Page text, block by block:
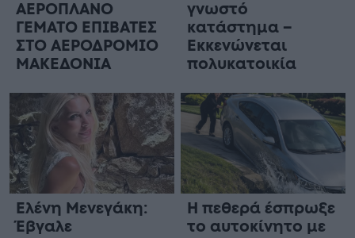
ΑΕΡΟΠΛΑΝΟ
ΓΕΜΑΤΟ ΕΠΙΒΑΤΕΣ
ΣΤΟ ΑΕΡΟΔΡΟΜΙΟ
ΜΑΚΕΔΟΝΙΑ
γνωστό
κατάστημα –
Εκκενώνεται
πολυκατοικία
Ελένη Μενεγάκη:
Έβγαλε
Η πεθερά έσπρωξε
το αυτοκίνητο με